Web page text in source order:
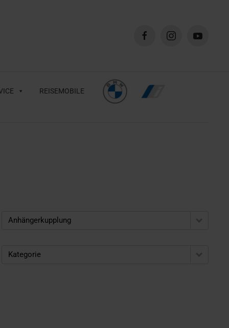
REISEMOBILE
Anhängerkupplung
Kategorie